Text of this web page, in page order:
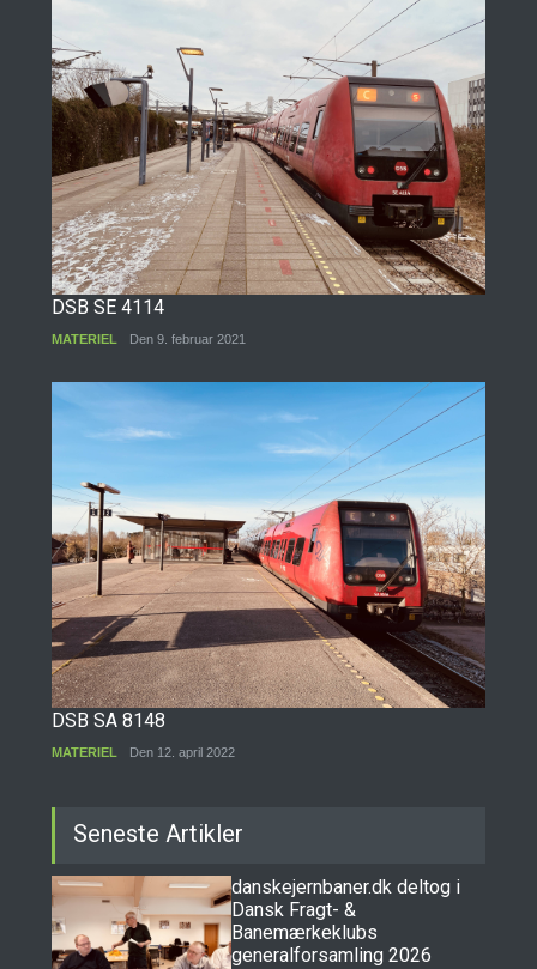
DSB SE 4114
MATERIEL Den 9. februar 2021
DSB SA 8148
MATERIEL Den 12. april 2022
Seneste Artikler
danskejernbaner.dk deltog i
Dansk Fragt- &
Banemærkeklubs
generalforsamling 2026